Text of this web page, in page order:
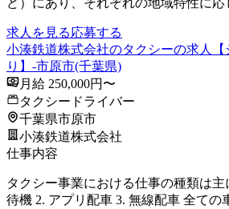
ど）にあり、それぞれの地域特性に
求人を見る応募する
小湊鉄道株式会社のタクシーの求人【
り】-市原市(千葉県)
月給 250,000円〜
タクシードライバー
千葉県市原市
小湊鉄道株式会社
仕事内容
タクシー事業における仕事の種類は主
待機 2. アプリ配車 3. 無線配車 全ての